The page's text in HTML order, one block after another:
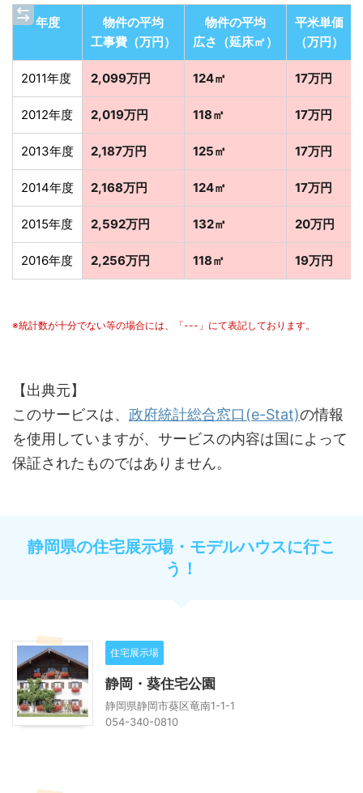
年度
物件の平均
工事費（万円）
物件の平均
広さ（延床㎡）
平米単価
（万円）
2011年度 2,099万円 124㎡ 17万円
2012年度 2,019万円 118㎡ 17万円
2013年度 2,187万円 125㎡ 17万円
2014年度 2,168万円 124㎡ 17万円
2015年度 2,592万円 132㎡ 20万円
2016年度 2,256万円 118㎡ 19万円
※統計数が十分でない等の場合には、「---」にて表記しております。
【出典元】
このサービスは、 政府統計総合窓口(e-Stat)の情報
を使用していますが、サービスの内容は国によって
保証されたものではありません。
静岡県の住宅展示場・モデルハウスに行こ
う！
住宅展示場
静岡・葵住宅公園
静岡県静岡市葵区竜南1-1-1
054-340-0810